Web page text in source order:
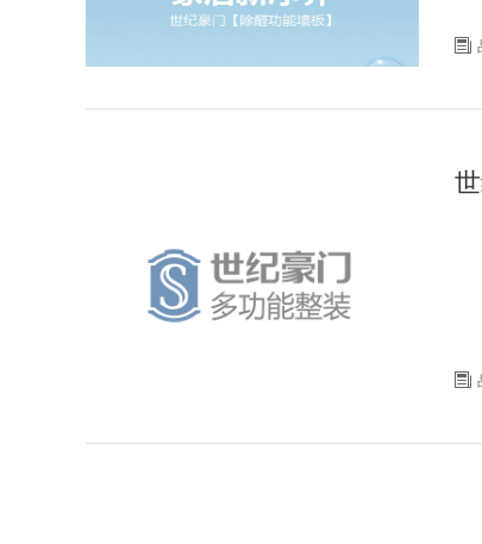

